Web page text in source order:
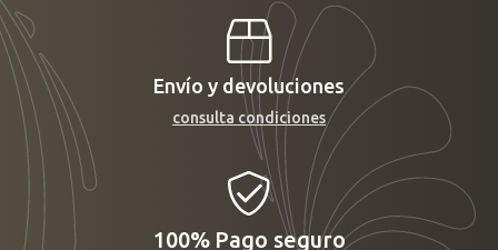
Envío y devoluciones
consulta condiciones
100% Pago seguro